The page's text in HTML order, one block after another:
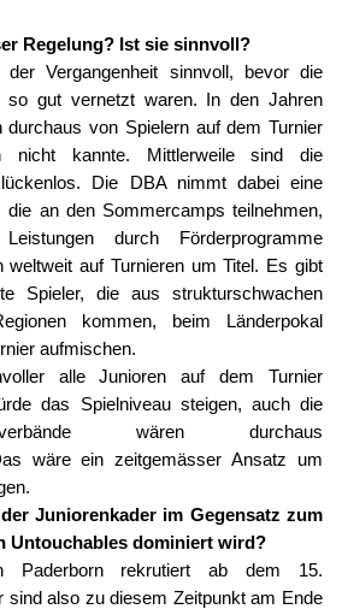
Regelung? Ist sie sinnvoll?
Vergangenheit sinnvoll, bevor die
so gut vernetzt waren. In den Jahren
durchaus von Spielern auf dem Turnier
nicht kannte. Mittlerweile sind die
Die DBA nimmt dabei eine
die an den Sommercamps teilnehmen,
durch Förderprogramme
weltweit auf Turnieren um Titel. Es gibt
Spieler, die aus strukturschwachen
kommen, beim Länderpokal
aufmischen.
alle Junioren auf dem Turnier
das Spielniveau steigen, auch die
wären durchaus
wäre ein zeitgemässer Ansatz um
Juniorenkader im Gegensatz zum
Untouchables dominiert wird?
Paderborn rekrutiert ab dem 15.
sind also zu diesem Zeitpunkt am Ende